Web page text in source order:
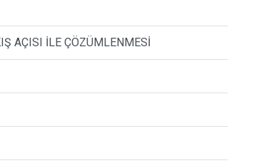
AÇISI İLE ÇÖZÜMLENMESİ